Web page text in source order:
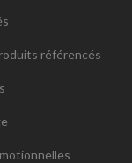
référencés